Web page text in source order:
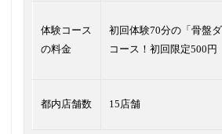
体験コース
の料金
初回体験70分の「骨盤ダ
コース！初回限定500円
都内店舗数 15店舗